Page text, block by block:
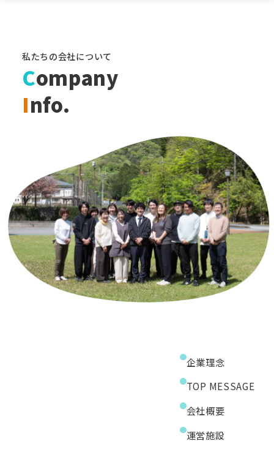
私たちの会社について
Company
Info.
企業理念
TOP MESSAGE
会社概要
運営施設